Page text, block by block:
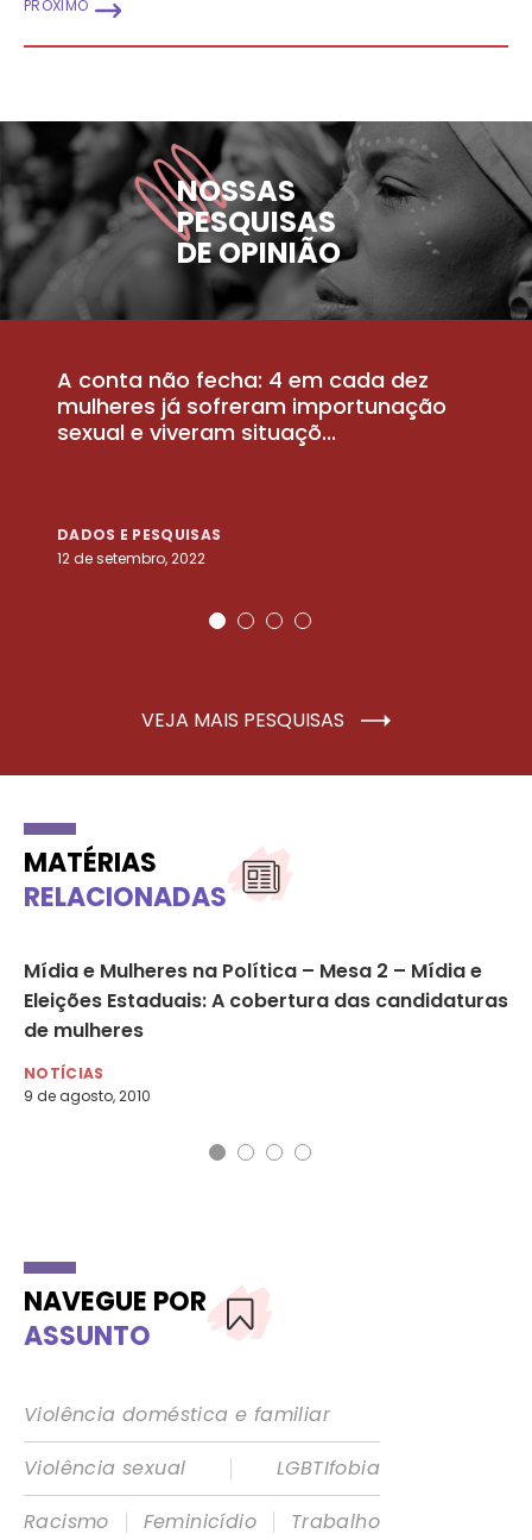
PRÓXIMO
NOSSAS
PESQUISAS
DE OPINIÃO
A conta não fecha: 4 em cada dez
mulheres já sofreram importunação
sexual e viveram situaçõ...
DADOS E PESQUISAS
12 de setembro, 2022
VEJA MAIS PESQUISAS
MATÉRIAS
RELACIONADAS
Mídia e Mulheres na Política – Mesa 2 – Mídia e
Eleições Estaduais: A cobertura das candidaturas
de mulheres
NOTÍCIAS
9 de agosto, 2010
NAVEGUE POR
ASSUNTO
Violência doméstica e familiar
Violência sexual
|
LGBTIfobia
Racismo
| Feminicídio |
Trabalho